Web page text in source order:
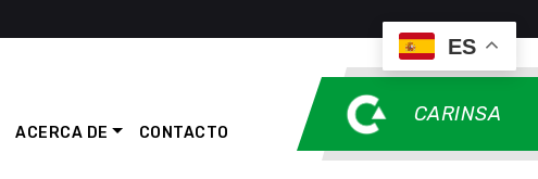
ACERCA DE CONTACTO
CARINSA
ES